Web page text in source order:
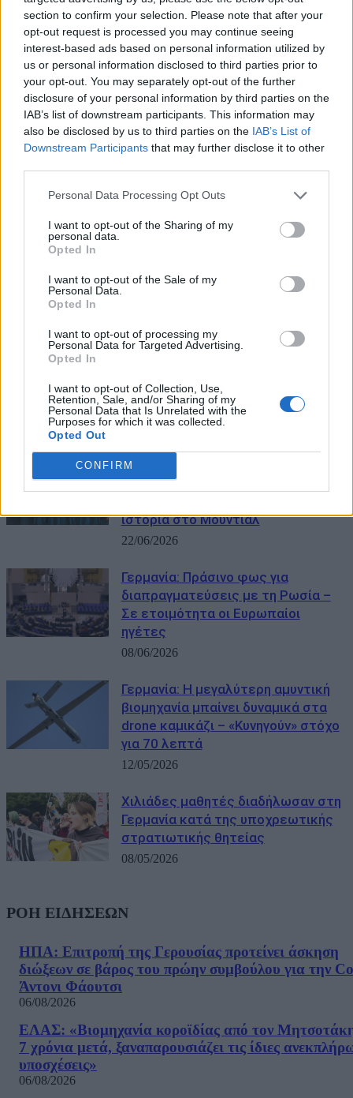
section to confirm your selection. Please note that after your
opt-out request is processed you may continue seeing
interest-based ads based on personal information utilized by
us or personal information disclosed to third parties prior to
your opt-out. You may separately opt-out of the further
disclosure of your personal information by third parties on the
IAB’s list of downstream participants. This information may
also be disclosed by us to third parties on the IAB’s List of
Downstream Participants that may further disclose it to other
Personal Data Processing Opt Outs
I want to opt-out of the Sharing of my
personal data.
Opted In
I want to opt-out of the Sale of my
Personal Data.
Opted In
I want to opt-out of processing my
Personal Data for Targeted Advertising.
Opted In
I want to opt-out of Collection, Use,
Retention, Sale, and/or Sharing of my
Personal Data that Is Unrelated with the
Purposes for which it was collected.
Opted Out
CONFIRM
ΜΠΟΡΕΙ ΝΑ ΣΑΣ ΕΝΔΙΑΦΕΡΕΙ
κοινές ευρωπαϊκές προσπάθειες»
Γερμανία: Χιλιάδες ανακαλύπτουν
Ναζί – Οι βάσεις δεδομένων που
αλλάζουν την ιστορία
29/06/2026
22/6/1974: Δυτική Γερμανία –
Ανατολική Γερμανία, το ντέρμπι
ιστορία στο Μουντιάλ
22/06/2026
Γερμανία: Πράσινο φως για
διαπραγματεύσεις με τη Ρωσία –
Σε ετοιμότητα οι Ευρωπαίοι
ηγέτες
08/06/2026
Γερμανία: Η μεγαλύτερη αμυντική
βιομηχανία μπαίνει δυναμικά στα
drone καμικάζι – «Κυνηγούν» στόχο
για 70 λεπτά
12/05/2026
Χιλιάδες μαθητές διαδήλωσαν στη
Γερμανία κατά της υποχρεωτικής
στρατιωτικής θητείας
08/05/2026
ΡΟΗ ΕΙΔΗΣΕΩΝ
ΗΠΑ: Επιτροπή της Γερουσίας προτείνει άσκηση
διώξεων σε βάρος του πρώην συμβούλου για την
Άντονι Φάουτσι
06/08/2026
ΕΛΑΣ: «Βιομηχανία κοροϊδίας από τον
7 χρόνια μετά, ξαναπαρουσιάζει τις ίδιες
υποσχέσεις»
06/08/2026